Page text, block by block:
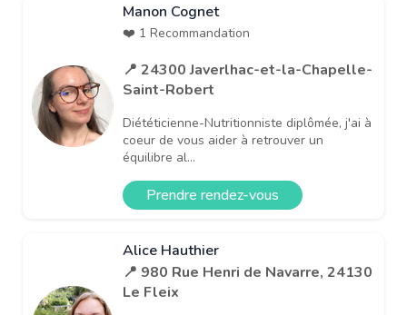
Manon Cognet
❤️ 1 Recommandation
📍 24300 Javerlhac-et-la-Chapelle-
Saint-Robert
Diététicienne-Nutritionniste diplômée, j'ai à
coeur de vous aider à retrouver un
équilibre al...
Prendre rendez-vous
Alice Hauthier
📍 980 Rue Henri de Navarre, 24130
Le Fleix